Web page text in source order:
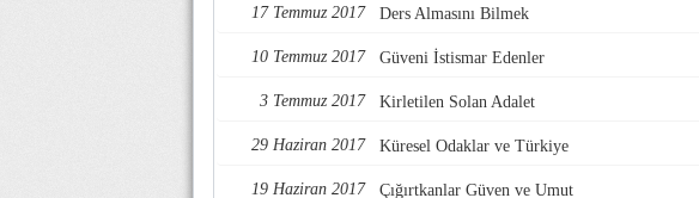
17 Temmuz 2017 Ders Almasını Bilmek
10 Temmuz 2017 Güveni İstismar Edenler
3 Temmuz 2017 Kirletilen Solan Adalet
29 Haziran 2017 Küresel Odaklar ve Türkiye
19 Haziran 2017 Çığırtkanlar Güven ve Umut